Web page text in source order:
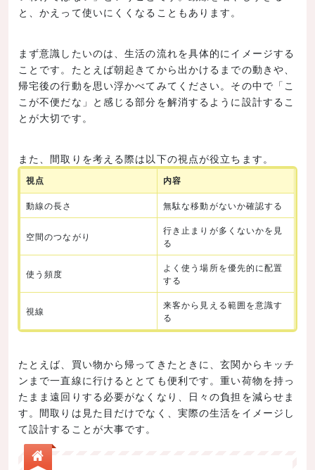
と、かえって使いにくくなることもあります。
まず意識したいのは、生活の流れを具体的にイメージする
ことです。たとえば朝起きてから出かけるまでの動きや、
帰宅後の行動を思い浮かべてみてください。その中で「こ
こが不便だな」と感じる部分を解消するように設計するこ
とが大切です。
また、間取りを考える際は以下の視点が役立ちます。
視点 内容
動線の長さ 無駄な移動がないか確認する
空間のつながり
行き止まりが多くないかを見
る
使う頻度
よく使う場所を優先的に配置
する
視線
来客から見える範囲を意識す
る
たとえば、買い物から帰ってきたときに、玄関からキッチ
ンまで一直線に行けるととても便利です。重い荷物を持っ
たまま遠回りする必要がなくなり、日々の負担を減らせま
す。間取りは見た目だけでなく、実際の生活をイメージし
て設計することが大事です。